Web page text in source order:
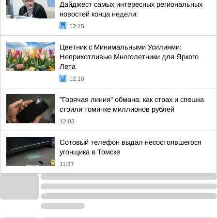
Дайджест самых интересных региональных
новостей конца недели:
12:15
Цветник с Минимальными Усилиями:
Неприхотливые Многолетники для Яркого
Лета
12:10
"Горячая линия" обмана: как страх и спешка
стоили томичке миллионов рублей
12:03
Сотовый телефон выдал несостоявшегося
угонщика в Томске
11:37